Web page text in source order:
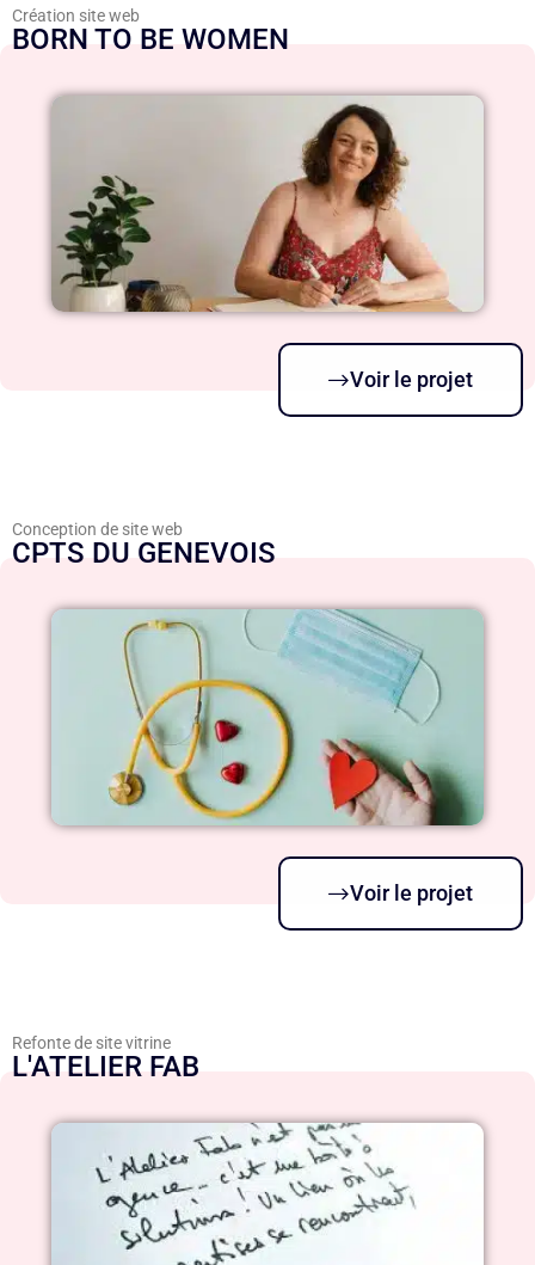
Création site web
BORN TO BE WOMEN
Voir le projet
Conception de site web
CPTS DU GENEVOIS
Voir le projet
Refonte de site vitrine
L'ATELIER FAB